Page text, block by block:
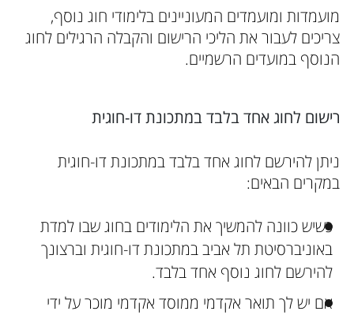
מועמדות ומועמדים המעוניינים בלימודי חוג נוסף,
צריכים לעבור את הליכי הרישום והקבלה הרגילים לחוג
הנוסף במועדים הרשמיים.
רישום לחוג אחד בלבד במתכונת דו-חוגית
ניתן להירשם לחוג אחד בלבד במתכונת דו-חוגית
במקרים הבאים:
כשיש כוונה להמשיך את הלימודים בחוג שבו למדת
באוניברסיטת תל אביב במתכונת דו-חוגית וברצונך
להירשם לחוג נוסף אחד בלבד.
אם יש לך תואר אקדמי ממוסד אקדמי מוכר על ידי